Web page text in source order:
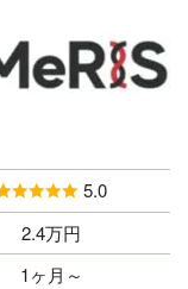
5.0
2.4万円
1ヶ月～